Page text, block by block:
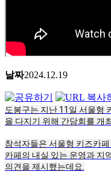
날짜2024.12.19
도봉구는 지난 11일 서울형
을 다지기 위해 간담회를 개
참석자들은 서울형 키즈카
카페의 내실 있는 운영과 지
의견을 제시했는데요.